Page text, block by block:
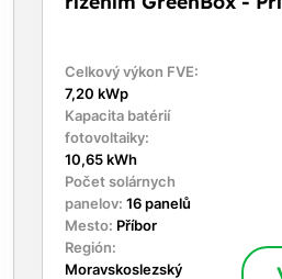
Celkový výkon FVE:
7,20 kWp
Kapacita batérií
fotovoltaiky:
10,65 kWh
Počet solárnych
panelov:16 panelů
Mesto: Příbor
Región:
Moravskoslezský